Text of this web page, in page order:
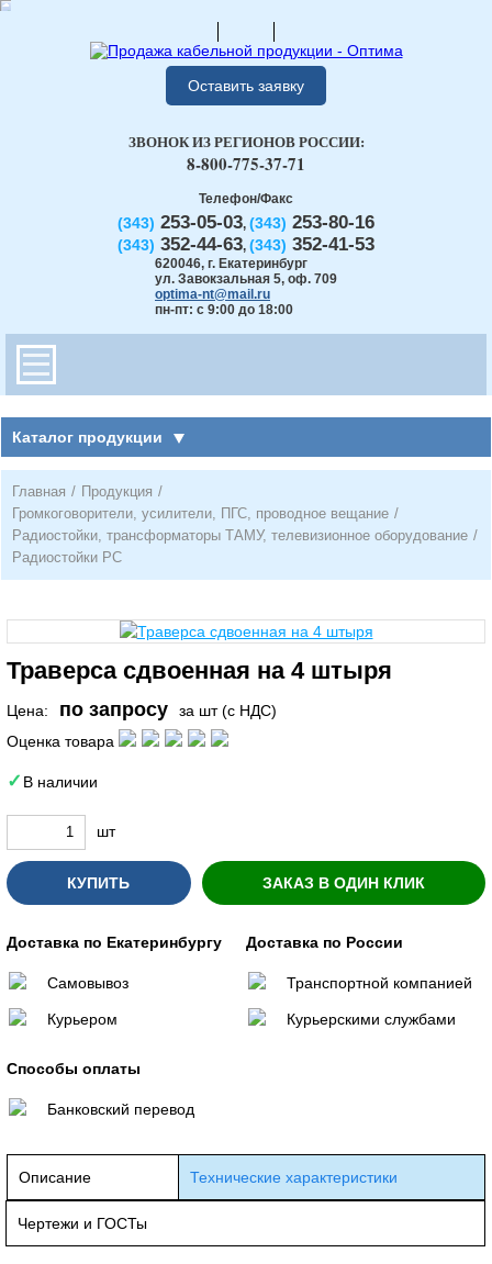
Оставить заявку
Телефон/Факс
(343) 253-05-03, (343) 253-80-16
(343) 352-44-63, (343) 352-41-53
620046, г. Екатеринбург
ул. Завокзальная 5, оф. 709
optima-nt@mail.ru
пн-пт: с 9:00 до 18:00
ЗВОНОК ИЗ РЕГИОНОВ РОССИИ:
8-800-775-37-71
Каталог продукции
Главная / Продукция /
Громкоговорители, усилители, ПГС, проводное вещание /
Радиостойки, трансформаторы ТАМУ, телевизионное оборудование /
Радиостойки РС
Траверса сдвоенная на 4 штыря
Цена: по запросу
за шт (с НДС)
Оценка товара
В наличии
шт
КУПИТЬ ЗАКАЗ В ОДИН КЛИК
Доставка по Екатеринбургу
Самовывоз
Курьером
Доставка по России
Транспортной компанией
Курьерскими службами
Способы оплаты
Банковский перевод
Описание Технические характеристики
Чертежи и ГОСТы